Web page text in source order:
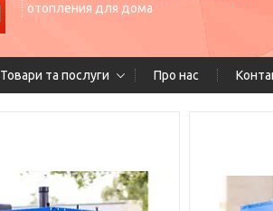
отопления для дома
Товари та послуги Про нас